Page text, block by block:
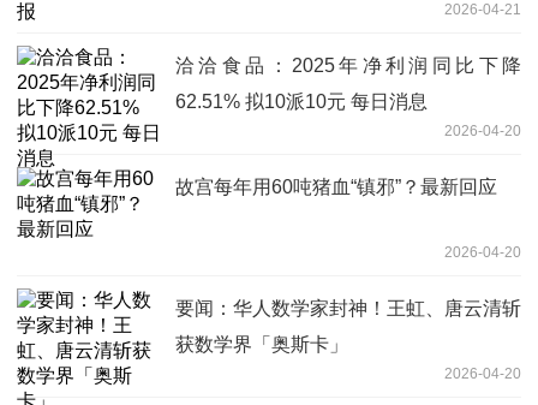
2026-04-21
洽洽食品：2025年净利润同比下降
62.51% 拟10派10元 每日消息
2026-04-20
故宫每年用60吨猪血“镇邪”？最新回应
2026-04-20
要闻：华人数学家封神！王虹、唐云清斩
获数学界「奥斯卡」
2026-04-20